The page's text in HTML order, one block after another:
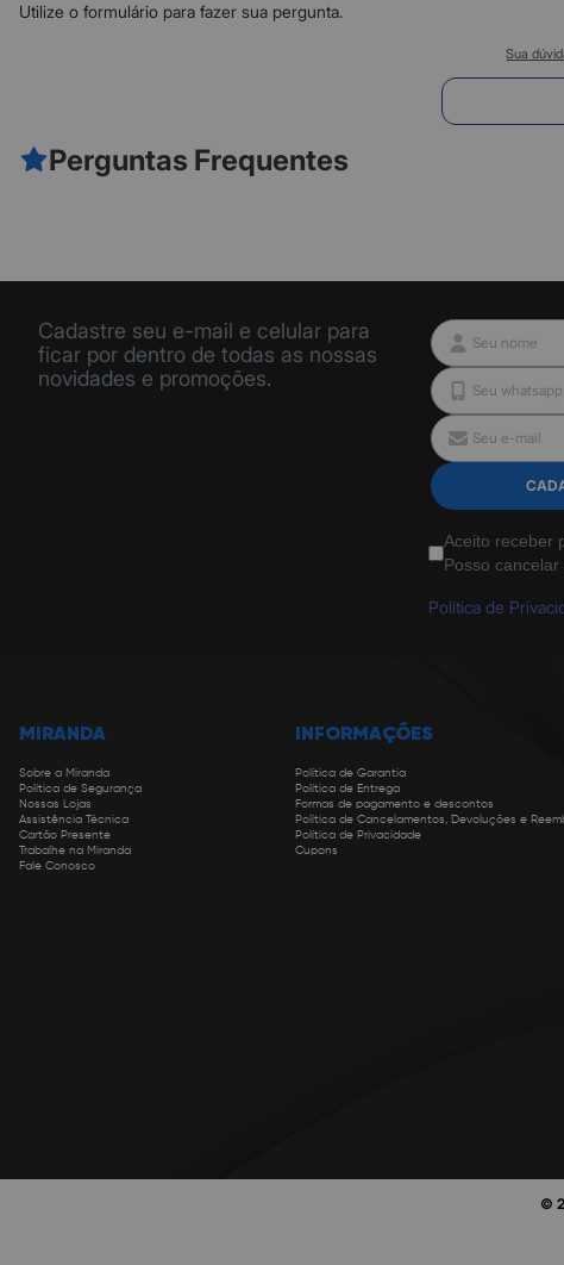
Utilize o formulário para fazer sua pergunta.
Sua
Perguntas Frequentes
Cadastre seu e-mail e celular para
ficar por dentro de todas as nossas
novidades e promoções.
Aceito receber
Posso cancelar
Política de
MIRANDA
Sobre a Miranda
Política de Segurança
Nossas Lojas
Assistência Técnica
Cartão Presente
Trabalhe na Miranda
Fale Conosco
INFORMAÇÕES
Política de Garantia
Política de Entrega
Formas de pagamento e descontos
Política de Cancelamentos, Devoluções e
Política de Privacidade
Cupons
©